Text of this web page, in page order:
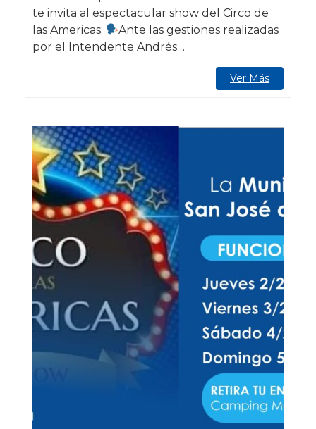
te invita al espectacular show del Circo de
las Americas.
Ante las gestiones realizadas
por el Intendente Andrés…
Ver Más